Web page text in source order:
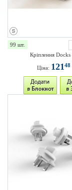
99 шт.
Кріплення
Ціна: 12148